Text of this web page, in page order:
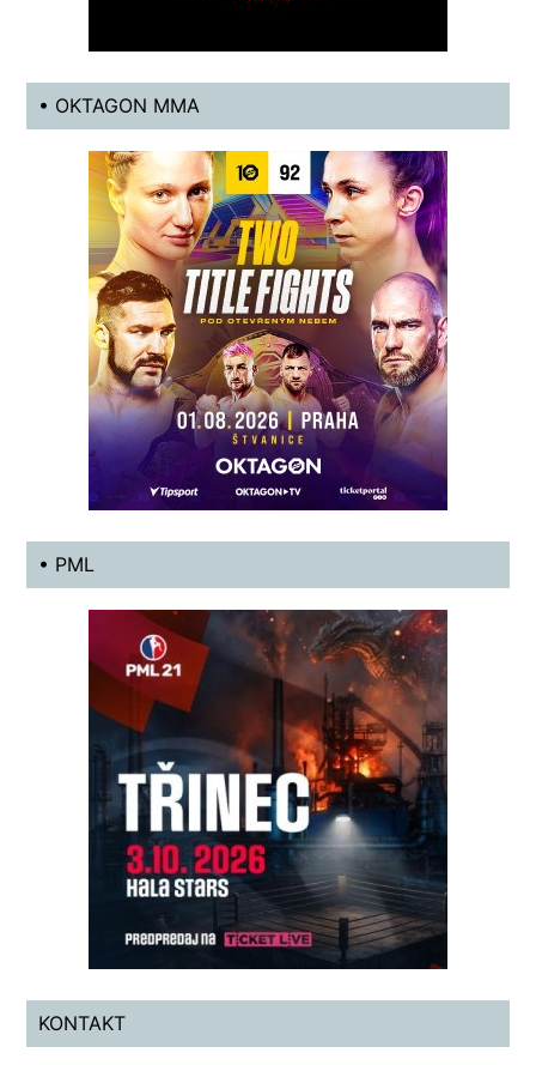
• OKTAGON MMA
• PML
KONTAKT